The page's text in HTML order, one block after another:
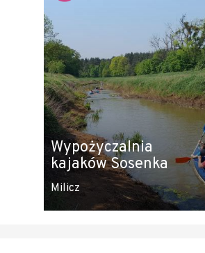
Wypożyczalnia
kajaków Sosenka
Milicz